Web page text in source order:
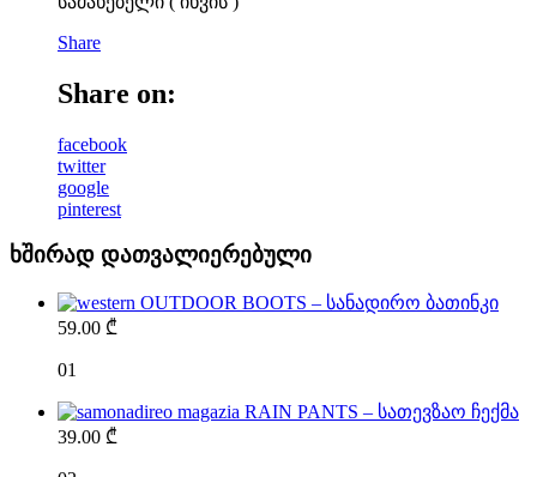
Share
Share on:
facebook
twitter
google
pinterest
ხშირად დათვალიერებული
OUTDOOR BOOTS – სანადირო ბათინკი
59.00 ₾
01
RAIN PANTS – სათევზაო ჩექმა
39.00 ₾